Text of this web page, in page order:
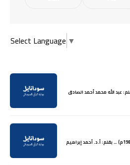
Select Language ▼
عبد الله محمد أحمد الصادق
الانتخابات البرلمانية في السودان (1953-1986م) … بقلم: أ.د. أحمد إبراهيم